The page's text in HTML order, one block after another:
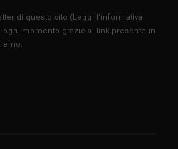
di questo sito (Leggi l'informativa
ogni momento grazie al link presente in